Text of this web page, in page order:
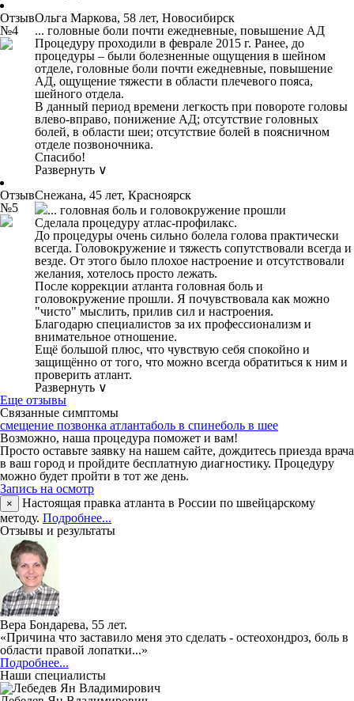
Отзыв
№4
Ольга Маркова, 58 лет, Новосибирск
... головные боли почти ежедневные, повышение АД
Процедуру проходили в феврале 2015 г. Ранее, до
процедуры – были болезненные ощущения в шейном
отделе, головные боли почти ежедневные, повышение
АД, ощущение тяжести в области плечевого пояса,
шейного отдела.
В данный период времени легкость при повороте головы
влево-вправо, понижение АД; отсутствие головных
болей, в области шеи; отсутствие болей в поясничном
отделе позвоночника.
Спасибо!
Развернуть ∨
Отзыв
№5
Снежана, 45 лет, Красноярск
... головная боль и головокружение прошли
Сделала процедуру атлас-профилакс.
До процедуры очень сильно болела голова практически
всегда. Головокружение и тяжесть сопутствовали всегда и
везде. От этого было плохое настроение и отсутствовали
желания, хотелось просто лежать.
После коррекции атланта головная боль и
головокружение прошли. Я почувствовала как можно
"чисто" мыслить, прилив сил и настроения.
Благодарю специалистов за их профессионализм и
внимательное отношение.
Ещё большой плюс, что чувствую себя спокойно и
защищённо от того, что можно всегда обратиться к ним и
проверить атлант.
Развернуть ∨
Еще отзывы
Связанные симптомы
смещение позвонка атлантаболь в спинеболь в шее
Возможно, наша процедура поможет и вам!
Просто оставьте заявку на нашем сайте, дождитесь приезда врача
в ваш город и пройдите бесплатную диагностику. Процедуру
можно будет пройти в тот же день.
Запись на осмотр
×
Настоящая правка атланта в России по швейцарскому
методу. Подробнее...
Отзывы и результаты
Вера Бондарева, 55 лет.
«Причина что заставило меня это сделать - остеохондроз, боль в
области правой лопатки...»
Подробнее...
Наши специалисты